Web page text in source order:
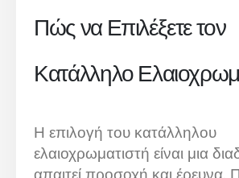
Πώς να Επιλέξετε τον
Κατάλληλο
Η επιλογή του κατάλληλου
ελαιοχρωματιστή είναι μια